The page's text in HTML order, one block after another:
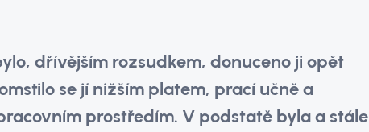
dřívějším rozsudkem, donuceno ji opět
se jí nižším platem, prací učně a
prostředím. V podstatě byla a stále